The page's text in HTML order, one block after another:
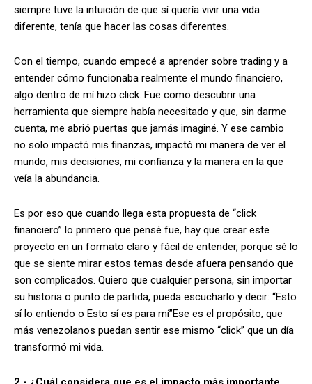
siempre tuve la intuición de que sí quería vivir una vida
diferente, tenía que hacer las cosas diferentes.
Con el tiempo, cuando empecé a aprender sobre trading y a
entender cómo funcionaba realmente el mundo financiero,
algo dentro de mí hizo click. Fue como descubrir una
herramienta que siempre había necesitado y que, sin darme
cuenta, me abrió puertas que jamás imaginé. Y ese cambio
no solo impactó mis finanzas, impactó mi manera de ver el
mundo, mis decisiones, mi confianza y la manera en la que
veía la abundancia.
Es por eso que cuando llega esta propuesta de “click
financiero” lo primero que pensé fue, hay que crear este
proyecto en un formato claro y fácil de entender, porque sé lo
que se siente mirar estos temas desde afuera pensando que
son complicados. Quiero que cualquier persona, sin importar
su historia o punto de partida, pueda escucharlo y decir: “Esto
sí lo entiendo o Esto sí es para mí”Ese es el propósito, que
más venezolanos puedan sentir ese mismo “click” que un día
transformó mi vida.